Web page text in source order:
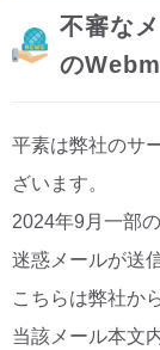
不審な
の
平素は弊社のサ
ざいます。
2024年9月一部
迷惑メールが送
こちらは弊社か
当該メール本文
ケーブル
サービス
CM・広